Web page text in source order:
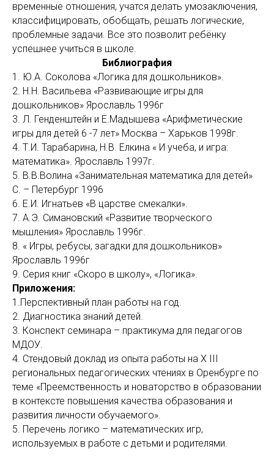
временные отношения, учатся делать умозаключения,
классифицировать, обобщать, решать логические,
проблемные задачи. Все это позволит ребёнку
успешнее учиться в школе.
Библиография
1. Ю.А. Соколова «Логика для дошкольников».
2. Н.Н. Васильева «Развивающие игры для
дошкольников» Ярославль 1996г
3. Л. Генденштейн и Е.Мадышева «Арифметические
игры для детей 6 -7 лет» Москва – Харьков 1998г.
4. Т.И. Тарабарина, Н.В. Елкина « И учеба, и игра:
математика». Ярославль 1997г.
5. В.В.Волина «Занимательная математика для детей»
С. – Петербург 1996
6. Е.И. Игнатьев «В царстве смекалки».
7. А.Э. Симановский «Развитие творческого
мышления» Ярославль 1996г.
8. « Игры, ребусы, загадки для дошкольников»
Ярославль 1996г
9. Серия книг «Скоро в школу», «Логика».
Приложения:
1.Перспективный план работы на год.
2. Диагностика знаний детей.
3. Конспект семинара – практикума для педагогов
МДОУ.
4. Стендовый доклад из опыта работы на X III
региональных педагогических чтениях в Оренбурге по
теме «Преемственность и новаторство в образовании
в контексте повышения качества образования и
развития личности обучаемого».
5. Перечень логико – математических игр,
используемых в работе с детьми и родителями.